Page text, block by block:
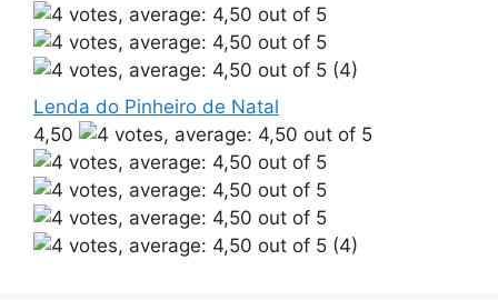
(4)
Lenda do Pinheiro de Natal
4,50
(4)